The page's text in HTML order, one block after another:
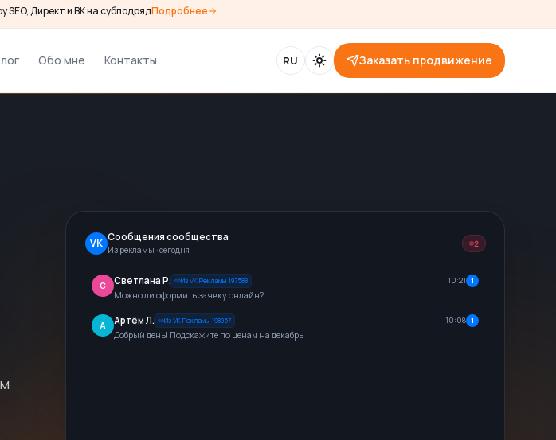
Директ и ВК на субподрядПодробнее
Обо мне Контакты RU Заказать продвижение
VK Сообщения сообщества
Из рекламы · сегодня
3
Е Елена Н. Из VK Рекламы198214 10:33
Здравствуйте, интересует пакет на 15 человек
1
С Светлана Р. Из VK Рекламы197588 10:21
Можно ли оформить заявку онлайн?
1